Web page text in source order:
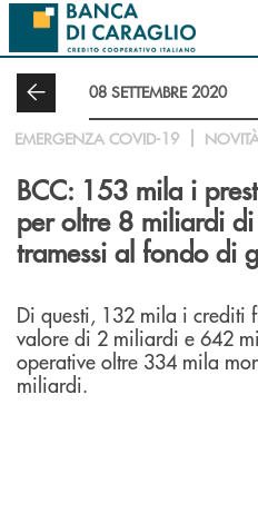
Salta al contenuto principale
08 SETTEMBRE 2020
EMERGENZA COVID-19
BCC: 153 mila i
per oltre 8 miliardi
tramessi al fondo di
Di questi, 132 mila i crediti
valore di 2 miliardi e 642
operative oltre 334 mila
miliardi.